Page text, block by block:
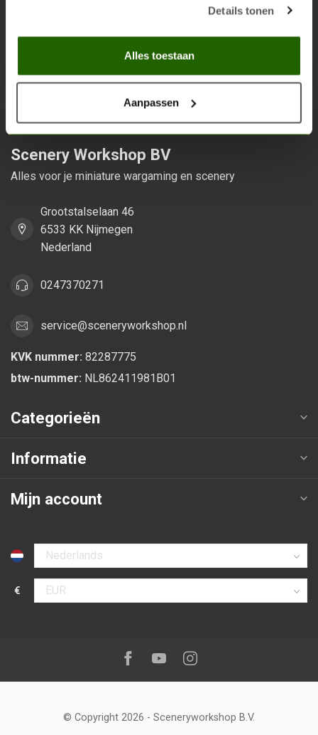
Details tonen
Alles toestaan
Aanpassen
Blijf op de hoogte over onze laatste acties
Scenery Workshop BV
Alles voor je miniature wargaming en scenery
Grootstalselaan 46
6533 KK Nijmegen
Nederland
0247370271
service@sceneryworkshop.nl
KVK nummer: 82287775
btw-nummer: NL862411981B01
Categorieën
Informatie
Mijn account
Selecteer taal
€
Selecteer valuta
Volg ons op:Facebook
YoutubeInstagram
© Copyright 2026 - Sceneryworkshop B.V.